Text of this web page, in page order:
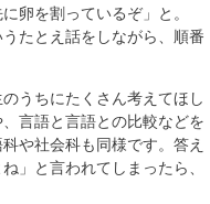
卵を割っているぞ」と。
たとえ話をしながら、順番
うちにたくさん考えてほし
言語と言語との比較などを
や社会科も同様です。答え
」と言われてしまったら、